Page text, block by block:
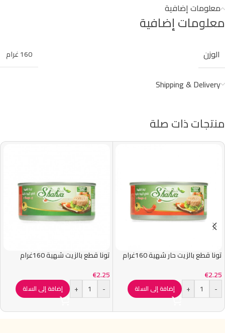
معلومات إضافية
معلومات إضافية
الوزن 160 غرام
Shipping & Delivery
منتجات ذات صلة
تونا قطع بالزيت حار شهية 160غرام
€2.25
-
+ إضافة إلى السلة
تونا قطع بالزيت شهية 160غرام
€2.25
-
+ إضافة إلى السلة